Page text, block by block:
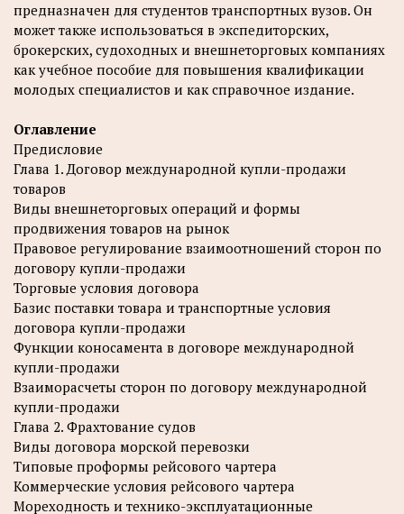
предназначен для студентов транспортных вузов. Он
может также использоваться в экспедиторских,
брокерских, судоходных и внешнеторговых компаниях
как учебное пособие для повышения квалификации
молодых специалистов и как справочное издание.
Оглавление
Предисловие
Глава 1. Договор международной купли-продажи
товаров
Виды внешнеторговых операций и формы
продвижения товаров на рынок
Правовое регулирование взаимоотношений сторон по
договору купли-продажи
Торговые условия договора
Базис поставки товара и транспортные условия
договора купли-продажи
Функции коносамента в договоре международной
купли-продажи
Взаиморасчеты сторон по договору международной
купли-продажи
Глава 2. Фрахтование судов
Виды договора морской перевозки
Типовые проформы рейсового чартера
Коммерческие условия рейсового чартера
Мореходность и технико-эксплуатационные